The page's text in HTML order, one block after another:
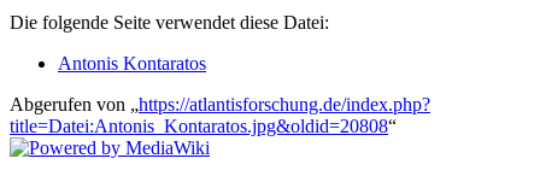
Die folgende Seite verwendet diese Datei:
Antonis Kontaratos
Abgerufen von „https://atlantisforschung.de/index.php?
title=Datei:Antonis_Kontaratos.jpg&oldid=20808“